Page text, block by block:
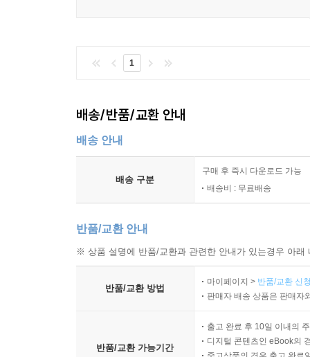
관계 맺음으로써 돌파구를 얻고 미래를 향해 성
연결고리를 맺는 것은 난제를 돌파해 결실을 얻고
가슴 속에 원대한 목적을 품은 이를 위한 필독서다.
- 샐리 크로첵, 엘레베이트 네트워크 회장
탈바꿈시키는 데 도움이 되는 실제적 체계를 제공
- 스콧 거버, 젊은 기업가 협회 CEO
연결지능은 이 시대에 적합하고 중요한 개념으
알고 있는 것을 서로 통합해 혁신적인 해법을 창출
1
배송/반품/교환 안내
배송 안내
배송 구분
구매 후 즉시 다운로드 가능
배송비 : 무료배송
반품/교환 안내
※ 상품 설명에 반품/교환과 관련한 안내가 있는경우 아
반품/교환 방법
마이페이지 > 반품/교환 신
판매자 배송 상품은 판매자
반품/교환 가능기간
출고 완료 후 10일 이내의
디지털 콘텐츠인 eBook의